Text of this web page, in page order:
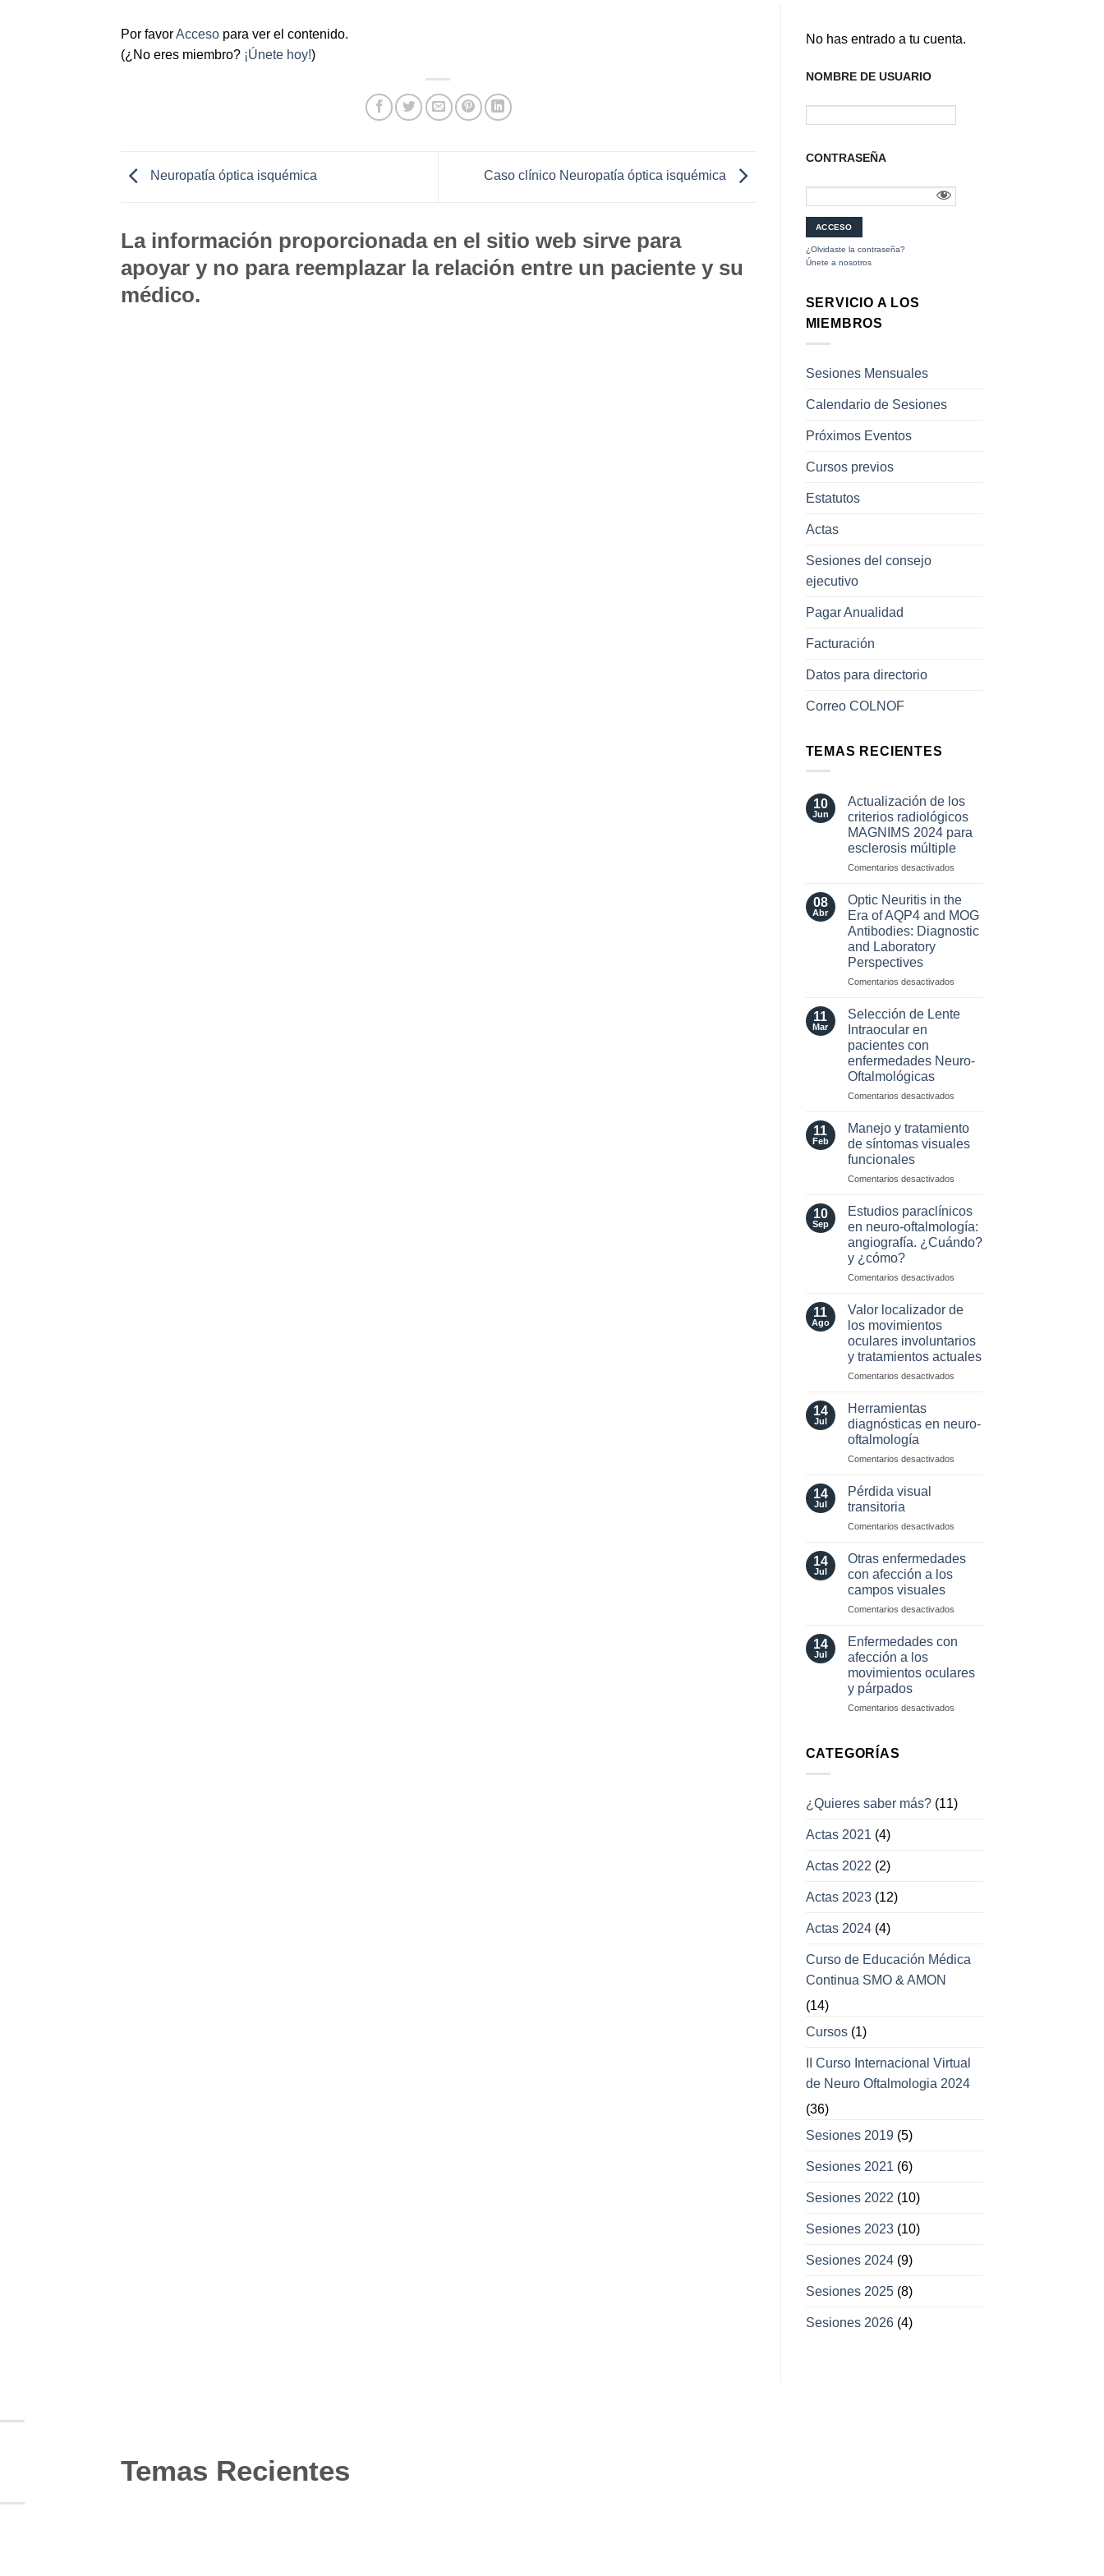
Por favorAcceso para ver el contenido.
(¿No eres miembro? ¡Únete hoy!)
Neuropatía óptica isquémica Caso clínico Neuropatía óptica isquémica
La información proporcionada en el sitio web sirve para
apoyar y no para reemplazar la relación entre un paciente y su
médico.
No has entrado a tu cuenta.
NOMBRE DE USUARIO
CONTRASEÑA
¿Olvidaste la contraseña?
Únete a nosotros
SERVICIO A LOS
MIEMBROS
Sesiones Mensuales
Calendario de Sesiones
Próximos Eventos
Cursos previos
Estatutos
Actas
Sesiones del consejo
ejecutivo
Pagar Anualidad
Facturación
Datos para directorio
Correo COLNOF
TEMAS RECIENTES
10
Jun
Actualización de los
criterios radiológicos
MAGNIMS 2024 para
esclerosis múltiple
Comentarios desactivadosen
los
criterios
radiológicos
para
08
Abr
Optic Neuritis in the
Era of AQP4 and MOG
Antibodies: Diagnostic
and Laboratory
Perspectives
Comentarios desactivadosen
of
and
Diagnostic
and
Perspectives
11
Mar
Selección de Lente
Intraocular en
pacientes con
enfermedades Neuro-
Oftalmológicas
Comentarios desactivadosen
de
Lente
Intraocular
pacientes
enfermedades
Neuro-
Oftalmológicas
11
Feb
Manejo y tratamiento
de síntomas visuales
funcionales
Comentarios desactivadosen
tratamiento
de
síntomas
funcionales
10
Sep
Estudios paraclínicos
en neuro-oftalmología:
angiografía. ¿Cuándo?
y ¿cómo?
Comentarios desactivadosen
paraclínicos
oftalmología:
angiografía.
¿Cuándo?
11
Ago
Valor localizador de
los movimientos
oculares involuntarios
y tratamientos actuales
Comentarios desactivadosen
los
oculares
14
Jul
Herramientas
diagnósticas en neuro-
oftalmología
Comentarios desactivadosen
oftalmología
14
Jul
Pérdida visual
transitoria
Comentarios desactivadosen
14
Jul
Otras enfermedades
con afección a los
campos visuales
Comentarios desactivadosen
a
campos
14
Jul
Enfermedades con
afección a los
movimientos oculares
y párpados
Comentarios desactivadosen
oculares
CATEGORÍAS
¿Quieres saber más?(11)
Actas 2021 (4)
Actas 2022 (2)
Actas 2023(12)
Actas 2024(4)
Curso de Educación Médica
Continua SMO & AMON
(14)
Cursos(1)
II Curso Internacional Virtual
de Neuro Oftalmologia 2024
(36)
Sesiones 2019(5)
Sesiones 2021 (6)
Sesiones 2022 (10)
Sesiones 2023(10)
Sesiones 2024(9)
Sesiones 2025(8)
Sesiones 2026(4)
Temas Recientes